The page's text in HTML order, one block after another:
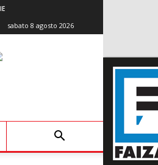
sabato 8 agosto 2026